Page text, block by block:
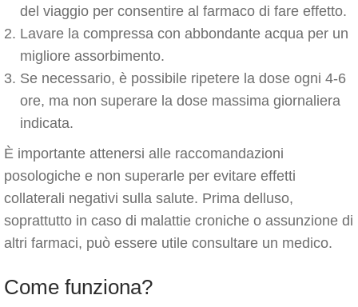
del viaggio per consentire al farmaco di fare effetto.
Lavare la compressa con abbondante acqua per un
migliore assorbimento.
Se necessario, è possibile ripetere la dose ogni 4-6
ore, ma non superare la dose massima giornaliera
indicata.
È importante attenersi alle raccomandazioni
posologiche e non superarle per evitare effetti
collaterali negativi sulla salute. Prima delluso,
soprattutto in caso di malattie croniche o assunzione di
altri farmaci, può essere utile consultare un medico.
Come funziona?